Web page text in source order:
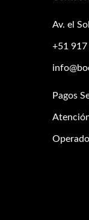
Av. el
+51
Pagos